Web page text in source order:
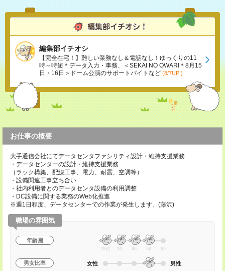
編集部イチオシ
【完全在宅！】難しい業務なし＆電話なし！ゆっくりの11
時～時短＊データ入力・事務、＜SEKAI NO OWARI＊8月15
日・16日＞ドーム公演のサポートバイトなど (8/7UP!)
お仕事の概要
大手通信会社にてデータセンタファシリティ設計・維持支援業務
・データセンターの設計・維持支援業務
（ラック構築、配線工事、電力、耐震、空調等）
・設備関連工事立ち合い
・社内利用者とのデータセンタ設備の利用調整
・DC設備に関する業務のWeb化推進
※週1日程度、データセンターでの作業が発生します。(藤沢)
職場の雰囲気
年齢層
20代 30 40 50 60
男女比率 女性 男性